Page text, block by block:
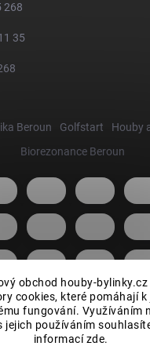
obchod houby-bylinky.cz
cookies, které pomáhají k
fungování. Využíváním
jejich používáním
informací zde.
268
35
Beroun Golfstart
Houby
Biorezonance Beroun